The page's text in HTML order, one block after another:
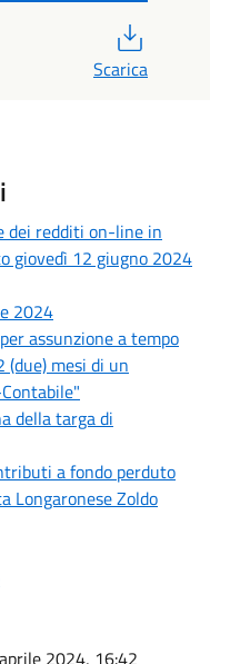
Scarica
dei redditi on-line in
giovedì 12 giugno 2024
2024
assunzione a tempo
(due) mesi di un
della targa di
a fondo perduto
Longaronese Zoldo
2024, 16:42